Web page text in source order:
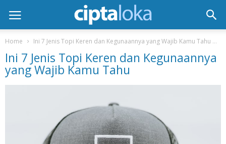
Home Ini 7 Jenis Topi Keren dan Kegunaannya yang Wajib Kamu Tahu
Ini 7 Jenis Topi Keren dan Kegunaannya
yang Wajib Kamu Tahu